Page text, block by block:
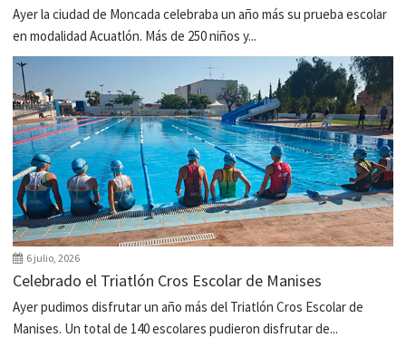
Ayer la ciudad de Moncada celebraba un año más su prueba escolar
en modalidad Acuatlón. Más de 250 niños y...
6 julio, 2026
Celebrado el Triatlón Cros Escolar de Manises
Ayer pudimos disfrutar un año más del Triatlón Cros Escolar de
Manises. Un total de 140 escolares pudieron disfrutar de...